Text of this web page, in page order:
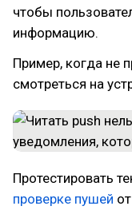
чтобы
информацию.
Пример, когда не
смотреться на
Протестировать
проверке пушей